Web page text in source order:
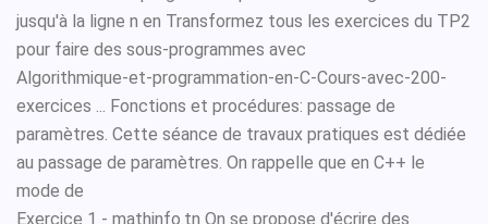
jusqu'à la ligne n en Transformez tous les exercices du TP2
pour faire des sous-programmes avec
Algorithmique-et-programmation-en-C-Cours-avec-200-
exercices ... Fonctions et procédures: passage de
paramètres. Cette séance de travaux pratiques est dédiée
au passage de paramètres. On rappelle que en C++ le
mode de
Exercice 1 - mathinfo.tn On se propose d'écrire des